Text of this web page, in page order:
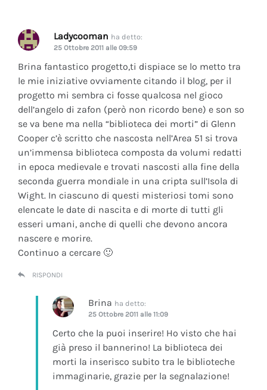
Ladycooman ha detto:
25 Ottobre 2011 alle 09:59
Brina fantastico progetto,ti dispiace se lo metto tra
le mie iniziative ovviamente citando il blog, per il
progetto mi sembra ci fosse qualcosa nel gioco
dell’angelo di zafon (però non ricordo bene) e son so
se va bene ma nella “biblioteca dei morti” di Glenn
Cooper c’è scritto che nascosta nell’Area 51 si trova
un’immensa biblioteca composta da volumi redatti
in epoca medievale e trovati nascosti alla fine della
seconda guerra mondiale in una cripta sull’Isola di
Wight. In ciascuno di questi misteriosi tomi sono
elencate le date di nascita e di morte di tutti gli
esseri umani, anche di quelli che devono ancora
nascere e morire.
Continuo a cercare 🙂
RISPONDI
Brina ha detto:
25 Ottobre 2011 alle 11:09
Certo che la puoi inserire! Ho visto che hai
già preso il bannerino! La biblioteca dei
morti la inserisco subito tra le biblioteche
immaginarie, grazie per la segnalazione!